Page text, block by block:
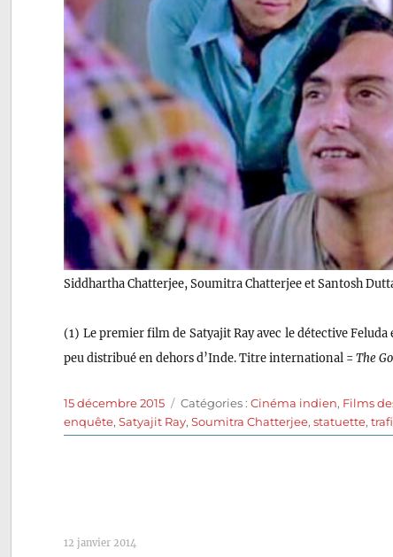
Siddhartha Chatterjee, Soumitra Chatterjee et Santosh
(1) Le premier film de Satyajit Ray avec le détective Feluda
peu distribué en dehors d’Inde. Titre international =The
Publié
le
15 décembre 2015 Catégories
Catégories :Cinéma indien, Films
enquête,Satyajit Ray,Soumitra Chatterjee,statuette,
12 janvier 2014